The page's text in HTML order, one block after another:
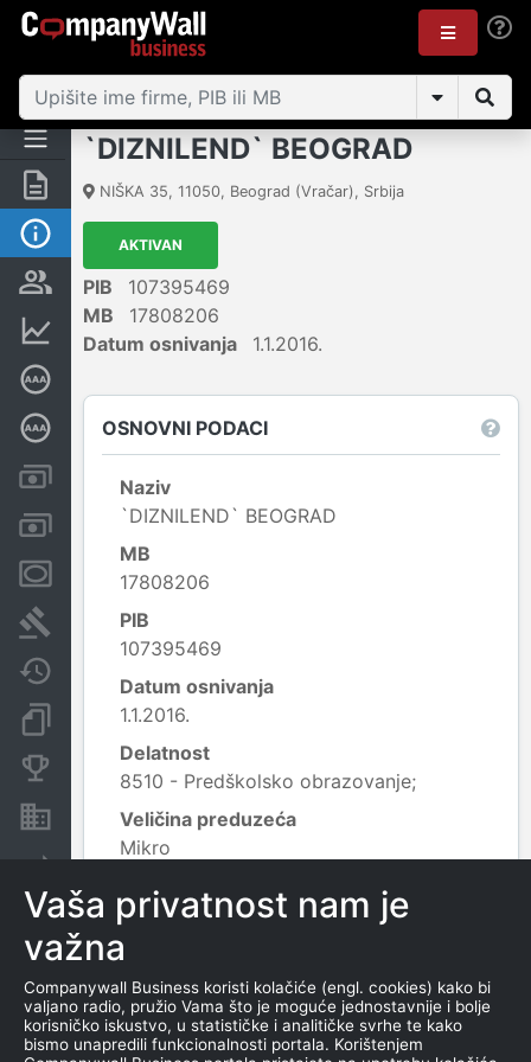
Rezime
Vlasnička struktura
Dubinska bonitetna ocena
Kreditni limit kompanije
Računi i blokade
Menice i zaloge
Sudski sporovi
Dokumenti i objave
Nekretnine i imovina
Izvoz
`DIZNILEND` BEOGRAD
NIŠKA 35, 11050, Beograd (Vračar), Srbija
AKTIVAN
PIB
107395469
MB
17808206
Datum osnivanja
1.1.2016.
OSNOVNI PODACI
Naziv
`DIZNILEND` BEOGRAD
MB
17808206
PIB
107395469
Datum osnivanja
1.1.2016.
Delatnost
8510 - Predškolsko obrazovanje;
Veličina preduzeća
Mikro
Leaflet|© OpenStreetMap contributors
KONTAKTI
TEL
0113059192
Vaša privatnost nam je
važna
Companywall Business koristi kolačiće (engl. cookies) kako bi
valjano radio, pružio Vama što je moguće jednostavnije i bolje
korisničko iskustvo, u statističke i analitičke svrhe te kako
bismo unapredili funkcionalnosti portala. Korištenjem